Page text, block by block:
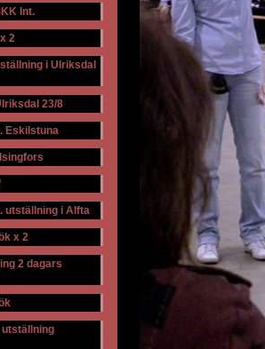
Int.
2
i Ulriksdal
23/8
Eskilstuna
utställning i Alfta
x 2
2 dagars
utställning